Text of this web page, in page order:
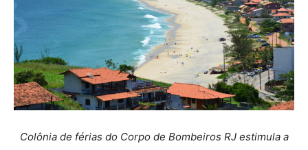
Colônia de férias do Corpo de Bombeiros RJ estimula a